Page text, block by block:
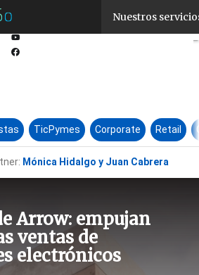
Nuestros
Youtube-
TicPymes Corporate Retail
Mónica Hidalgo y Juan Cabrera
Arrow: empujan
ventas de
electrónicos